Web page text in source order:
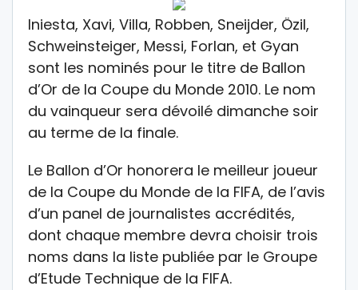
Iniesta, Xavi, Villa, Robben, Sneijder, Özil,
Schweinsteiger, Messi, Forlan, et Gyan
sont les nominés pour le titre de Ballon
d’Or de la Coupe du Monde 2010. Le nom
du vainqueur sera dévoilé dimanche soir
au terme de la finale.
Le Ballon d’Or honorera le meilleur joueur
de la Coupe du Monde de la FIFA, de l’avis
d’un panel de journalistes accrédités,
dont chaque membre devra choisir trois
noms dans la liste publiée par le Groupe
d’Etude Technique de la FIFA.